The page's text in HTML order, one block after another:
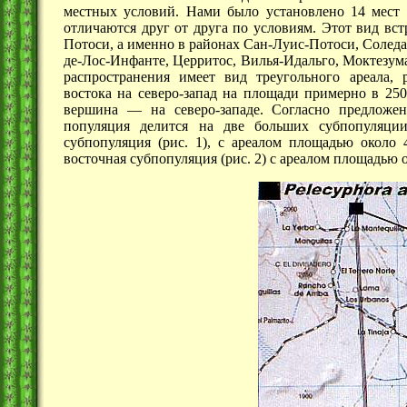
местных условий. Нами было установлено 14 мест
отличаются друг от друга по условиям. Этот вид
Потоси, а именно в районах Сан-Луис-Потоси,
де-Лос-Инфанте, Церритос, Вилья-Идальго,
распространения имеет вид треугольного
востока на северо-запад на площади примерно в
вершина —на северо-западе. Согласно
популяция делится на две больших
субпопуляция(рис. 1), с ареалом площадью около
восточная субпопуляция (рис. 2) с ареалом площадью